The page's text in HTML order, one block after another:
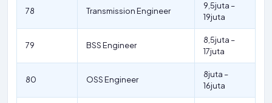
78 Transmission Engineer
9,5juta –
19juta
79 BSS Engineer
8,5juta –
17juta
80 OSS Engineer
8juta –
16juta